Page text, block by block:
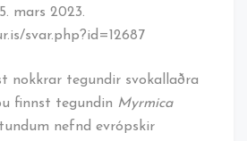
mars 2023.
svar.php?id=12687
nokkrar tegundir svokallaðra
finnst tegundin Myrmica
nefnd evrópskir